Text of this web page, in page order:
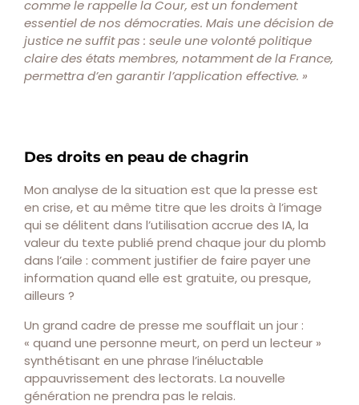
comme le rappelle la Cour, est un fondement
essentiel de nos démocraties. Mais une décision de
justice ne suffit pas : seule une volonté politique
claire des états membres, notamment de la France,
permettra d’en garantir l’application effective. »
Des droits en peau de chagrin
Mon analyse de la situation est que la presse est
en crise, et au même titre que les droits à l’image
qui se délitent dans l’utilisation accrue des IA, la
valeur du texte publié prend chaque jour du plomb
dans l’aile : comment justifier de faire payer une
information quand elle est gratuite, ou presque,
ailleurs ?
Un grand cadre de presse me soufflait un jour :
« quand une personne meurt, on perd un lecteur »
synthétisant en une phrase l’inéluctable
appauvrissement des lectorats. La nouvelle
génération ne prendra pas le relais.